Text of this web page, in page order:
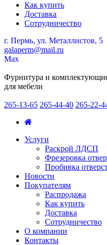
Как купить
Доставка
Сотрудничество
г. Пермь, ул. Металлистов, 5
galaperm@mail.ru
Мах
Фурнитура и
для мебели
265-13-65 265-44-40 265-22-
Услуги
Раскрой ЛДСП
Фрезеровка
Пробивка
Новости
Покупателям
Распродажа
Как купить
Доставка
Сотрудничество
О компании
Контакты